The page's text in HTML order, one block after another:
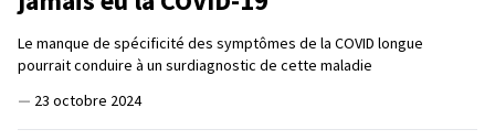
Le manque de spécificité des symptômes de la COVID longue
pourrait conduire à un surdiagnostic de cette maladie
— 23 octobre 2024